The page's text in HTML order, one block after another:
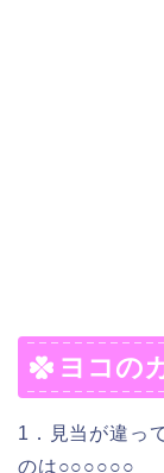
ヨコの
1．見当が違っ
のは○○○○○○